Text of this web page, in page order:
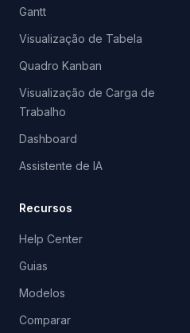
Gantt
Visualização de Tabela
Quadro Kanban
Visualização de Carga de
Trabalho
Dashboard
Assistente de IA
Recursos
Help Center
Guias
Modelos
Comparar